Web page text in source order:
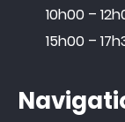
10h00 –
15h00 –